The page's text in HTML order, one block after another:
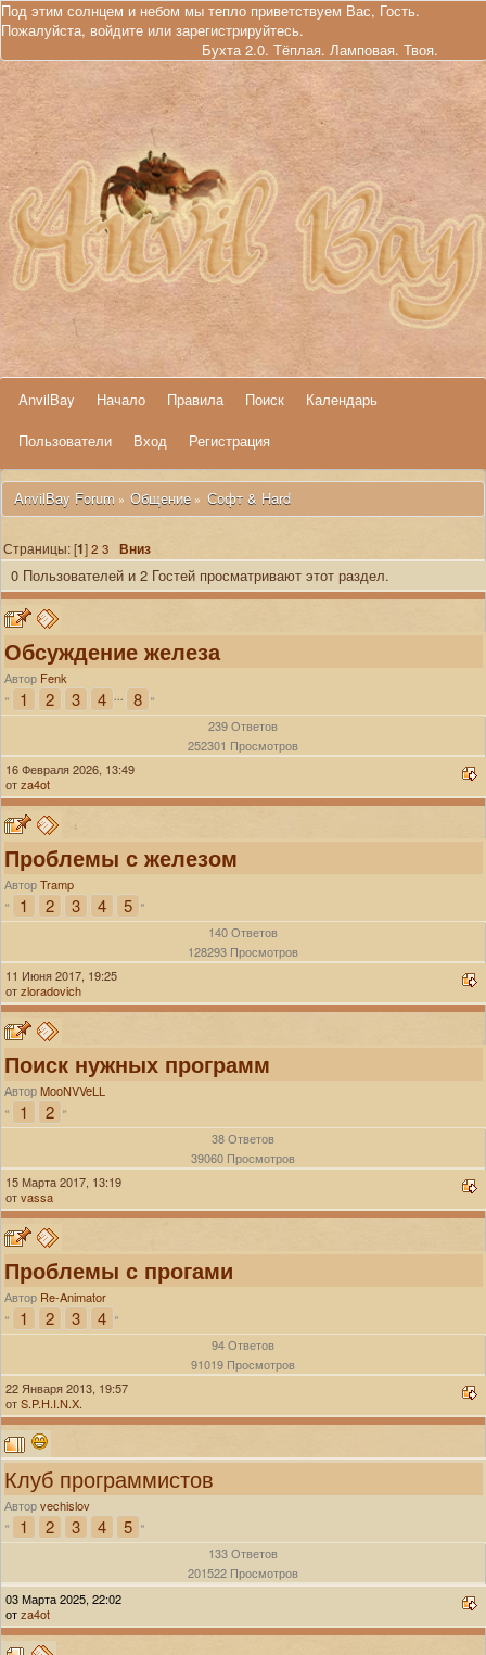
Под этим солнцем и небом мы тепло приветствуем Вас, Гость.
Пожалуйста, войдите или зарегистрируйтесь.
Бухта 2.0. Тёплая. Ламповая. Твоя.
AnvilBay Начало Правила Поиск
Календарь
Пользователи
Вход Регистрация
AnvilBay Forum » Общение » Софт & Hard
Страницы: [1]2 3 Вниз
0 Пользователей и 2 Гостей просматривают этот раздел.
Обсуждение железа
Автор Fenk
« 1 2 3 4 ... 8 »
239 Ответов
252301 Просмотров
16 Февраля 2026, 13:49
отza4ot
Проблемы с железом
АвторTramp
« 1 2 3 4 5 »
140 Ответов
128293 Просмотров
11 Июня 2017, 19:25
отzloradovich
Поиск нужных программ
АвторMooNVVeLL
« 1 2 »
38 Ответов
39060 Просмотров
15 Марта 2017, 13:19
отvassa
Проблемы с прогами
Автор Re-Animator
« 1 2 3 4 »
94 Ответов
91019 Просмотров
22 Января 2013, 19:57
отS.P.H.I.N.X.
Клуб программистов
Авторvechislov
« 1 2 3 4 5 »
133 Ответов
201522 Просмотров
03 Марта 2025, 22:02
отza4ot